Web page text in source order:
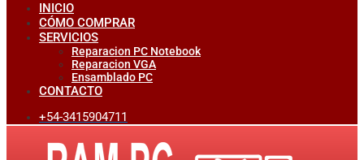
INICIO
CÓMO COMPRAR
SERVICIOS
Reparacion PC Notebook
Reparacion VGA
Ensamblado PC
CONTACTO
+54-3415904711